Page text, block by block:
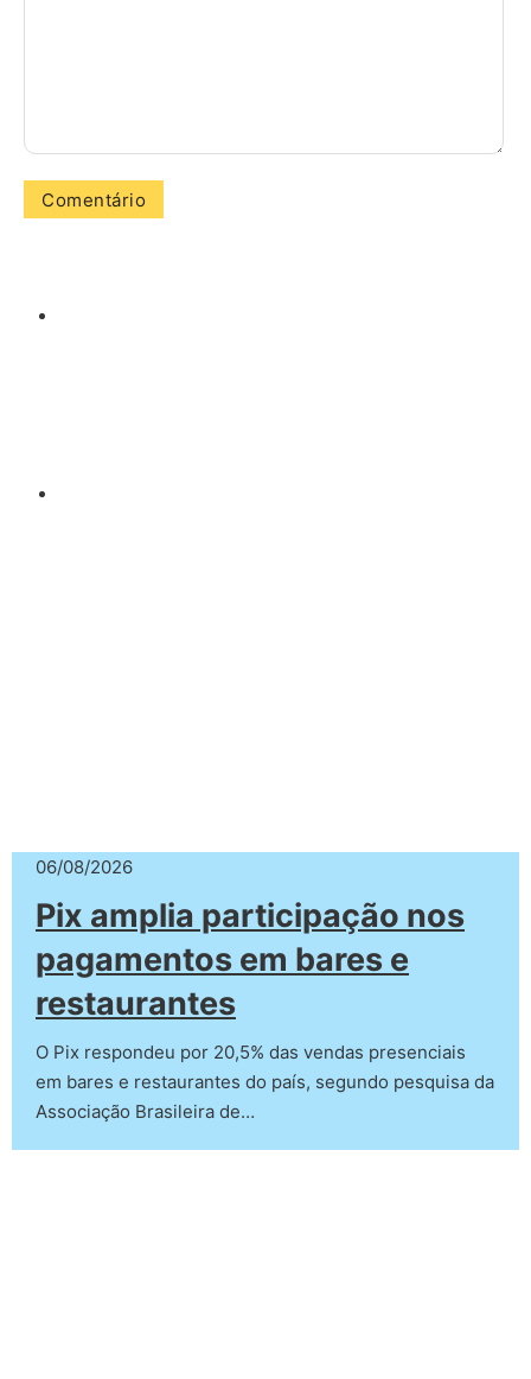
06/08/2026
Pix amplia participação nos
pagamentos em bares e
restaurantes
O Pix respondeu por 20,5% das vendas presenciais
em bares e restaurantes do país, segundo pesquisa da
Associação Brasileira de…